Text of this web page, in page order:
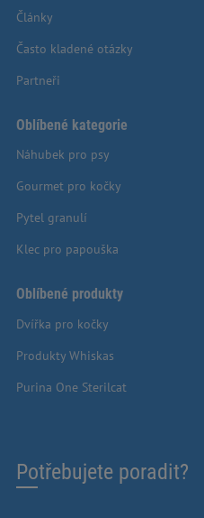
Články
Často kladené otázky
Partneři
Oblíbené kategorie
Náhubek pro psy
Gourmet pro kočky
Pytel granulí
Klec pro papouška
Oblíbené produkty
Dvířka pro kočky
Produkty Whiskas
Purina One Sterilcat
Potřebujete poradit?